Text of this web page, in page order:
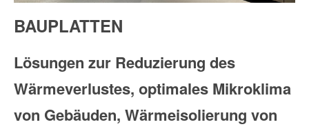
BAUPLATTEN
Lösungen zur Reduzierung des
Wärmeverlustes, optimales Mikroklima
von Gebäuden, Wärmeisolierung von